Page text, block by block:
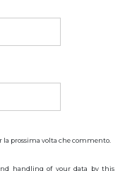
la prossima volta che commento.
handling of your data by this